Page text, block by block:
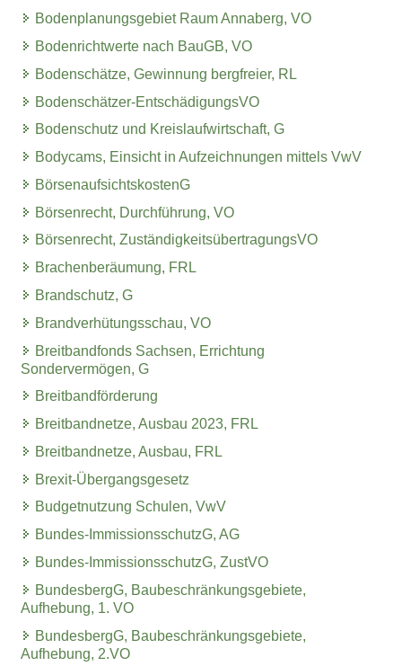
Bodenplanungsgebiet Raum Annaberg, VO
Bodenrichtwerte nach BauGB, VO
Bodenschätze, Gewinnung bergfreier, RL
Bodenschätzer-EntschädigungsVO
Bodenschutz und Kreislaufwirtschaft, G
Bodycams, Einsicht in Aufzeichnungen mittels VwV
BörsenaufsichtskostenG
Börsenrecht, Durchführung, VO
Börsenrecht, ZuständigkeitsübertragungsVO
Brachenberäumung, FRL
Brandschutz, G
Brandverhütungsschau, VO
Breitbandfonds Sachsen, Errichtung
Sondervermögen, G
Breitbandförderung
Breitbandnetze, Ausbau 2023, FRL
Breitbandnetze, Ausbau, FRL
Brexit-Übergangsgesetz
Budgetnutzung Schulen, VwV
Bundes-ImmissionsschutzG, AG
Bundes-ImmissionsschutzG, ZustVO
BundesbergG, Baubeschränkungsgebiete,
Aufhebung, 1. VO
BundesbergG, Baubeschränkungsgebiete,
Aufhebung, 2.VO